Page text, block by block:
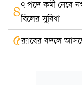
৪৭ পদে কর্মী নেবে
বিলের সুবিধা
৫র‍্যাবের বদলে